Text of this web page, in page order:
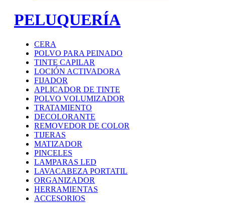
PELUQUERÍA
CERA
POLVO PARA PEINADO
TINTE CAPILAR
LOCIÓN ACTIVADORA
FIJADOR
APLICADOR DE TINTE
POLVO VOLUMIZADOR
TRATAMIENTO
DECOLORANTE
REMOVEDOR DE COLOR
TIJERAS
MATIZADOR
PINCELES
LAMPARAS LED
LAVACABEZA PORTATIL
ORGANIZADOR
HERRAMIENTAS
ACCESORIOS